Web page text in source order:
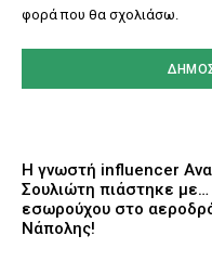
φορά που θα σχολιάσω.
Η γνωστή influencer
Σουλιώτη πιάστηκε με…
εσωρούχου στο
Νάπολης!